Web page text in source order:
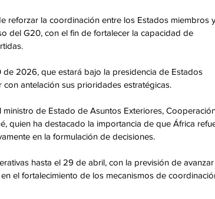
reforzar la coordinación entre los Estados miembros
del G20, con el fin de fortalecer la capacidad de
2026, que estará bajo la presidencia de Estados
antelación sus prioridades estratégicas.
de Estado de Asuntos Exteriores,
quien ha destacado la importancia de que África
en la formulación de decisiones.
hasta el 29 de abril, con la previsión de
el fortalecimiento de los mecanismos de